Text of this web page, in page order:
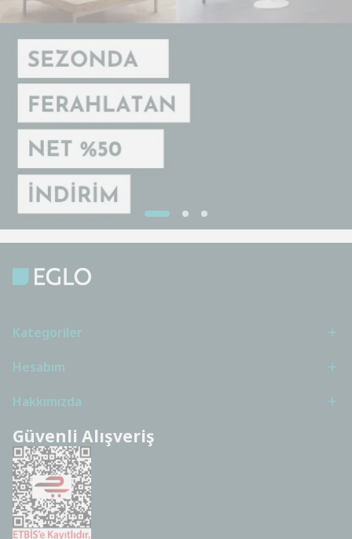
Kategoriler
Hesabım
Hakkımızda
Güvenli Alışveriş